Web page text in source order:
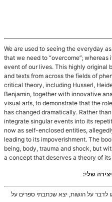
We are used to seeing the everyday
that we need to “overcome”;
event of our lives. This highly original
and texts from across the fields of
critical theory, including Husserl,
Benjamin, together with innovative
visual arts, to demonstrate that the
has changed dramatically. Rather
integrate singular events into its
now as self-enclosed entities,
leading to its impoverishment. The
being, body, trauma and shock, but
a concept that deserves a theory of
שלי:
לדבר על רגשות, יצא שכתבתי ספרים על